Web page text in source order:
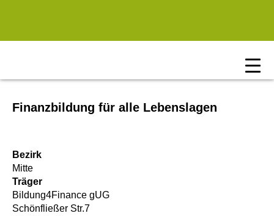
Finanzbildung für alle Lebenslagen
Bezirk
Mitte
Träger
Bildung4Finance gUG
Schönfließer Str.7